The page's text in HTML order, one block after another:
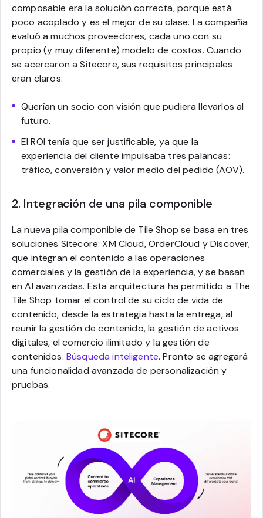
composable era la solución correcta, porque está
poco acoplado y es el mejor de su clase. La compañía
evaluó a muchos proveedores, cada uno con su
propio (y muy diferente) modelo de costos. Cuando
se acercaron a Sitecore, sus requisitos principales
eran claros:
Querían un socio con visión que pudiera llevarlos al
futuro.
El ROI tenía que ser justificable, ya que la
experiencia del cliente impulsaba tres palancas:
tráfico, conversión y valor medio del pedido (AOV).
2. Integración de una pila componible
La nueva pila componible de Tile Shop se basa en tres
soluciones Sitecore: XM Cloud, OrderCloud y Discover,
que integran el contenido a las operaciones
comerciales y la gestión de la experiencia, y se basan
en AI avanzadas. Esta arquitectura ha permitido a The
Tile Shop tomar el control de su ciclo de vida de
contenido, desde la estrategia hasta la entrega, al
reunir la gestión de contenido, la gestión de activos
digitales, el comercio ilimitado y la gestión de
contenidos. Búsqueda inteligente. Pronto se agregará
una funcionalidad avanzada de personalización y
pruebas.